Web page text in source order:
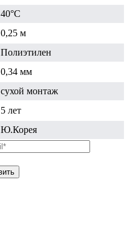
40°C
0,25 м
Полиэтилен
0,34 мм
сухой монтаж
5 лет
Ю.Корея